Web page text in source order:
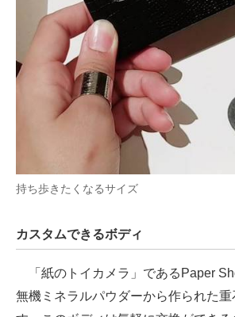
持ち歩きたくなるサイズ
カスタムできるボディ
「紙のトイカメラ」であるPaper
無機ミネラルパウダーから作られた重